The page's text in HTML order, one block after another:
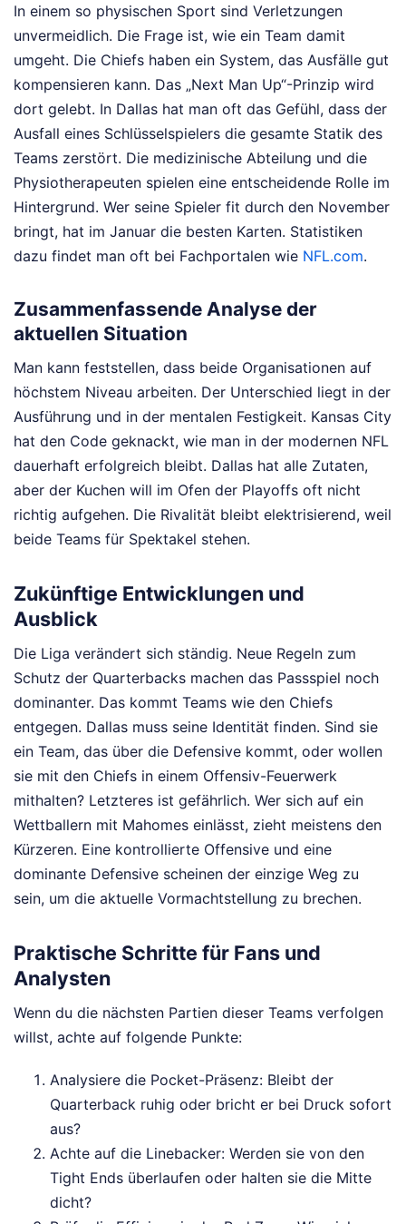
In einem so physischen Sport sind Verletzungen
unvermeidlich. Die Frage ist, wie ein Team damit
umgeht. Die Chiefs haben ein System, das Ausfälle gut
kompensieren kann. Das „Next Man Up“-Prinzip wird
dort gelebt. In Dallas hat man oft das Gefühl, dass der
Ausfall eines Schlüsselspielers die gesamte Statik des
Teams zerstört. Die medizinische Abteilung und die
Physiotherapeuten spielen eine entscheidende Rolle im
Hintergrund. Wer seine Spieler fit durch den November
bringt, hat im Januar die besten Karten. Statistiken
dazu findet man oft bei Fachportalen wie NFL.com.
Zusammenfassende Analyse der
aktuellen Situation
Man kann feststellen, dass beide Organisationen auf
höchstem Niveau arbeiten. Der Unterschied liegt in der
Ausführung und in der mentalen Festigkeit. Kansas City
hat den Code geknackt, wie man in der modernen NFL
dauerhaft erfolgreich bleibt. Dallas hat alle Zutaten,
aber der Kuchen will im Ofen der Playoffs oft nicht
richtig aufgehen. Die Rivalität bleibt elektrisierend, weil
beide Teams für Spektakel stehen.
Zukünftige Entwicklungen und
Ausblick
Die Liga verändert sich ständig. Neue Regeln zum
Schutz der Quarterbacks machen das Passspiel noch
dominanter. Das kommt Teams wie den Chiefs
entgegen. Dallas muss seine Identität finden. Sind sie
ein Team, das über die Defensive kommt, oder wollen
sie mit den Chiefs in einem Offensiv-Feuerwerk
mithalten? Letzteres ist gefährlich. Wer sich auf ein
Wettballern mit Mahomes einlässt, zieht meistens den
Kürzeren. Eine kontrollierte Offensive und eine
dominante Defensive scheinen der einzige Weg zu
sein, um die aktuelle Vormachtstellung zu brechen.
Praktische Schritte für Fans und
Analysten
Wenn du die nächsten Partien dieser Teams verfolgen
willst, achte auf folgende Punkte:
Analysiere die Pocket-Präsenz: Bleibt der
Quarterback ruhig oder bricht er bei Druck sofort
aus?
Achte auf die Linebacker: Werden sie von den
Tight Ends überlaufen oder halten sie die Mitte
dicht?